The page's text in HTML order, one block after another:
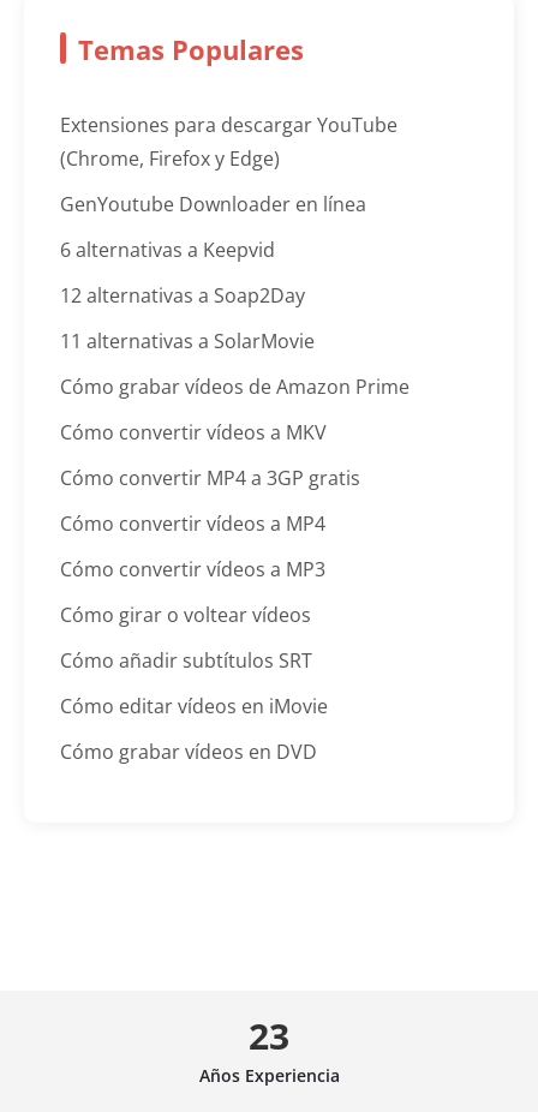
Temas Populares
Extensiones para descargar YouTube
(Chrome, Firefox y Edge)
GenYoutube Downloader en línea
6 alternativas a Keepvid
12 alternativas a Soap2Day
11 alternativas a SolarMovie
Cómo grabar vídeos de Amazon Prime
Cómo convertir vídeos a MKV
Cómo convertir MP4 a 3GP gratis
Cómo convertir vídeos a MP4
Cómo convertir vídeos a MP3
Cómo girar o voltear vídeos
Cómo añadir subtítulos SRT
Cómo editar vídeos en iMovie
Cómo grabar vídeos en DVD
23
Años Experiencia